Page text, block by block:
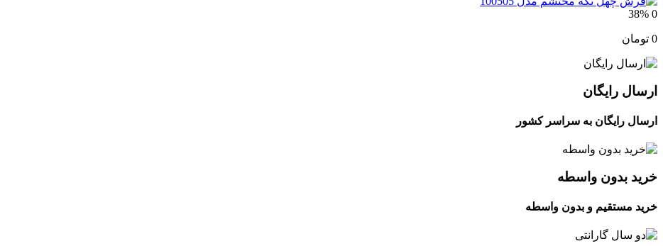
0
38%
0 تومان
ارسال رایگان
ارسال رایگان به سراسر کشور
خرید بدون واسطه
خرید مستقیم و بدون واسطه